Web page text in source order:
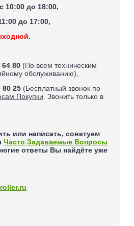
10:00 до 18:00,
до 17:00,
64 80 (По всем техническим
обслуживанию),
25 (Бесплатный звонок по
Покупки . Звонить только в
или написать, советуем
Часто Задаваемые Вопросы
ответы Вы найдёте уже